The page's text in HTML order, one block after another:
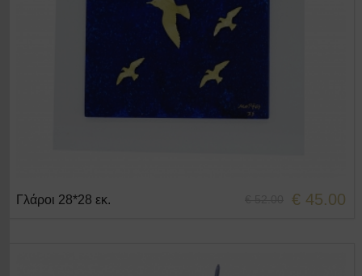
Γλάροι 28*28 εκ. € 45.00